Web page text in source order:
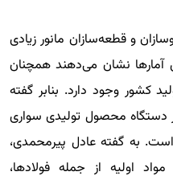
و قطعه‌سازان مانور زیادی
آمارها نشان می‌دهند همچنان
کشور وجود دارد. بنابر گفته
دستگاه محصول تولیدی سواری
یک‌‌هزار و ۷۵۰یورو است. به گفته عادل پیرمحمدی،
اولیه از جمله فولادها،